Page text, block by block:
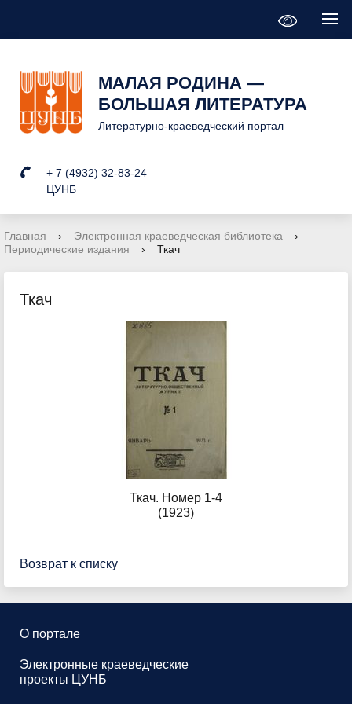
МАЛАЯ РОДИНА —
БОЛЬШАЯ ЛИТЕРАТУРА
Литературно-краеведческий портал
+ 7 (4932) 32-83-24
ЦУНБ
Главная › Электронная краеведческая библиотека
›
Периодические издания
› Ткач
Ткач
Ткач. Номер 1-4
(1923)
Возврат к списку
О портале
Электронные краеведческие
проекты ЦУНБ